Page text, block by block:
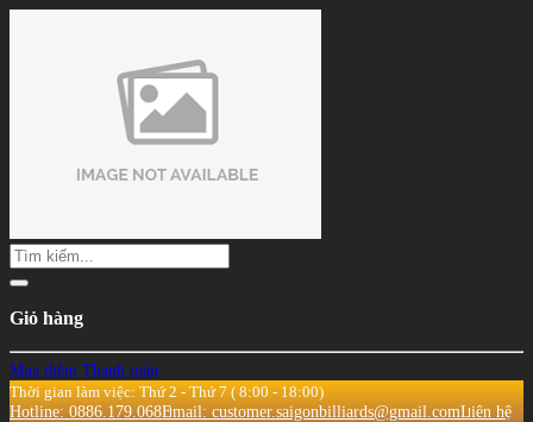
Giỏ hàng
Mua thêm Thanh toán
Thời gian làm việc: Thứ 2 - Thứ 7 ( 8:00 - 18:00)
Hotline: 0886.179.068Email: customer.saigonbilliards@gmail.comLiên hệ